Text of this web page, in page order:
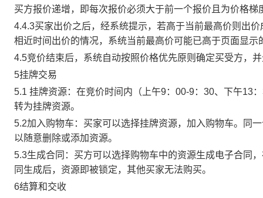
买方报价递增，即每次报价必须大于前一个报价且为价格
4.4.3买家出价之后，经系统提示，若高于当前最高价则出
相近时间出价的情况，系统当前最高价可能已高于页面显示
4.5竞价结束后，系统自动按照价格优先原则确定买受方，
5挂牌交易
5.1 挂牌资源：在竞价时间内（上午9：00-9：30、下午13
转为挂牌资源。
5.2加入购物车：买家可以选择挂牌资源，加入购物车。同
以随意删除或添加资源。
5.3生成合同：买方可以选择购物车中的资源生成电子合同
同生成后，资源即被锁定，其他买家无法购买。
6结算和交收